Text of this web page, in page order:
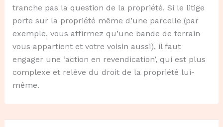
tranche pas la question de la propriété. Si le litige
porte sur la propriété même d’une parcelle (par
exemple, vous affirmez qu’une bande de terrain
vous appartient et votre voisin aussi), il faut
engager une ‘action en revendication’, qui est plus
complexe et relève du droit de la propriété lui-
même.